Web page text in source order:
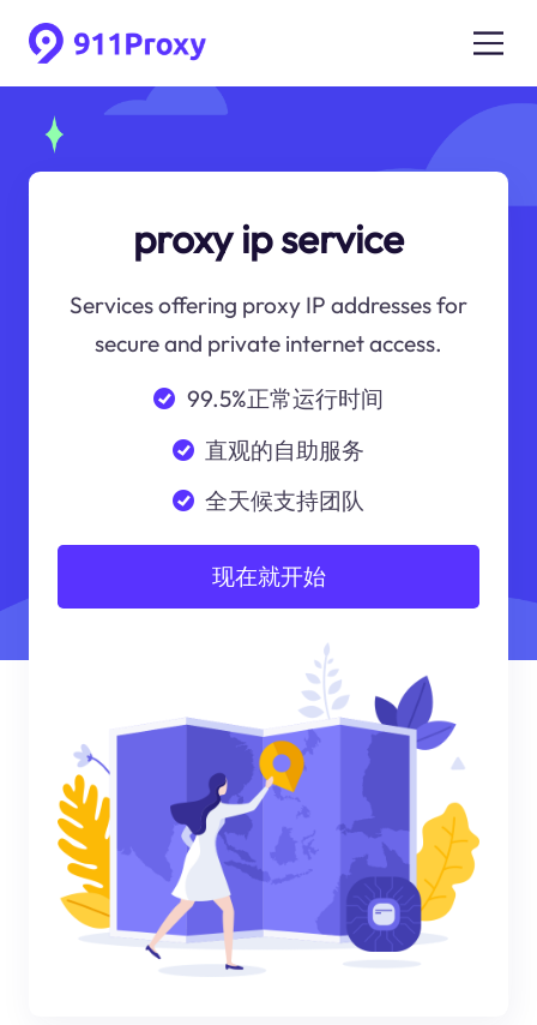
proxy ip service
Services offering proxy IP addresses for
secure and private internet access.
99.5%正常运行时间
直观的自助服务
全天候支持团队
现在就开始